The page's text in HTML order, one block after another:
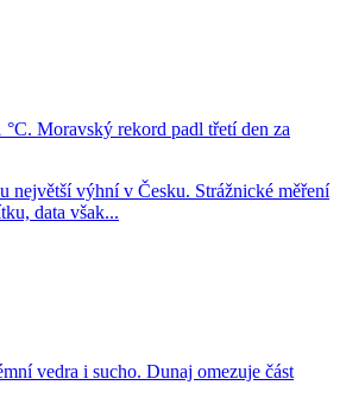
Moravský rekord padl třetí den za
největší výhní v Česku. Strážnické měření
data však...
vedra i sucho. Dunaj omezuje část